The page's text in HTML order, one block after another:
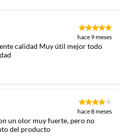
hace 9 meses
útil mejor todo
hace 8 meses
un olor muy fuerte, pero no
del producto